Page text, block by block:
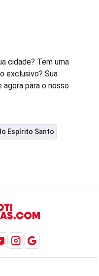
cidade? Tem uma
exclusivo? Sua
agora para o nosso
Espírito Santo